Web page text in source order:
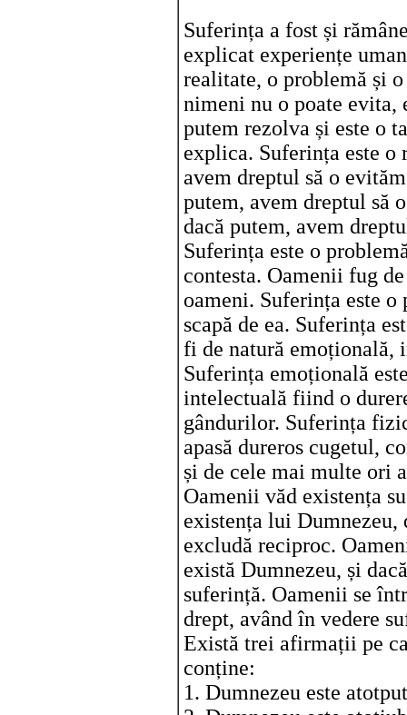
Suferința a fost și
explicat experiențe
realitate, o problemă și
nimeni nu o poate evita,
putem rezolva și este o
explica. Suferința este o
avem dreptul să o
putem, avem dreptul să
dacă putem, avem
Suferința este o
contesta. Oamenii fug
oameni. Suferința este
scapă de ea. Suferința
fi de natură emoțională,
Suferința emoțională
intelectuală fiind o
gândurilor. Suferința
apasă dureros cugetul,
și de cele mai multe ori
Oamenii văd existența
existența lui Dumnezeu,
excludă reciproc.
există Dumnezeu, și
suferință. Oamenii se
drept, având în vedere
Există trei afirmații pe
conține:
1. Dumnezeu este